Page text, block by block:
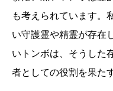
も考えられています。
い守護霊や精霊が存在
いトンボは、そうした
者としての役割を果た